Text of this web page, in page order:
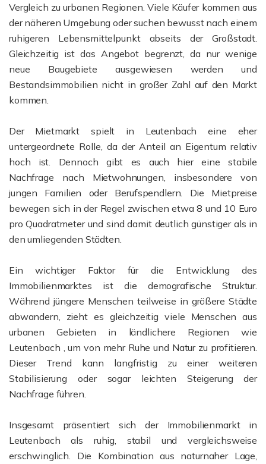
Vergleich zu urbanen Regionen. Viele Käufer kommen aus
der näheren Umgebung oder suchen bewusst nach einem
ruhigeren Lebensmittelpunkt abseits der Großstadt.
Gleichzeitig ist das Angebot begrenzt, da nur wenige
neue Baugebiete ausgewiesen werden und
Bestandsimmobilien nicht in großer Zahl auf den Markt
kommen.
Der Mietmarkt spielt in Leutenbach eine eher
untergeordnete Rolle, da der Anteil an Eigentum relativ
hoch ist. Dennoch gibt es auch hier eine stabile
Nachfrage nach Mietwohnungen, insbesondere von
jungen Familien oder Berufspendlern. Die Mietpreise
bewegen sich in der Regel zwischen etwa 8 und 10 Euro
pro Quadratmeter und sind damit deutlich günstiger als in
den umliegenden Städten.
Ein wichtiger Faktor für die Entwicklung des
Immobilienmarktes ist die demografische Struktur.
Während jüngere Menschen teilweise in größere Städte
abwandern, zieht es gleichzeitig viele Menschen aus
urbanen Gebieten in ländlichere Regionen wie
Leutenbach , um von mehr Ruhe und Natur zu profitieren.
Dieser Trend kann langfristig zu einer weiteren
Stabilisierung oder sogar leichten Steigerung der
Nachfrage führen.
Insgesamt präsentiert sich der Immobilienmarkt in
Leutenbach als ruhig, stabil und vergleichsweise
erschwinglich. Die Kombination aus naturnaher Lage,